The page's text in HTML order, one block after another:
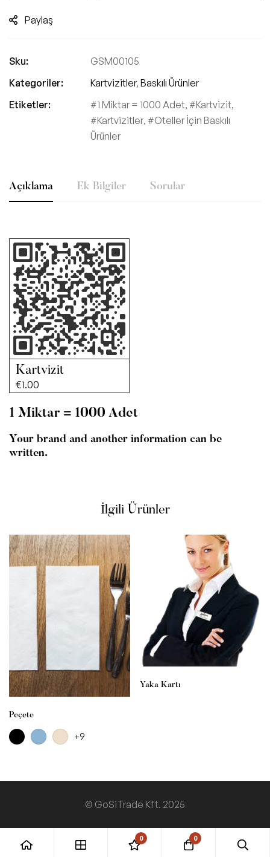
Paylaş
Sku:
GSM00105
Kategoriler:
Kartvizitler, Baskılı Ürünler
Etiketler:
1 Miktar = 1000 Adet, Kartvizit,
Kartvizitler,
Oteller İçin Baskılı
Ürünler
Açıklama Ek Bilgiler Sorular
Kartvizit
€1.00
1 Miktar = 1000 Adet
Your brand and another information can be
written.
İlgili Ürünler
Peçete
+9
Yaka Kartı
© GoSiTrade Kft. 2025
0 0